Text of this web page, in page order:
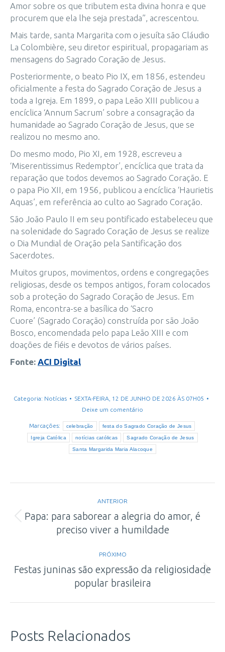
Amor sobre os que tributem esta divina honra e que
procurem que ela lhe seja prestada”, acrescentou.
Mais tarde, santa Margarita com o jesuíta são Cláudio
La Colombière, seu diretor espiritual, propagariam as
mensagens do Sagrado Coração de Jesus.
Posteriormente, o beato Pio IX, em 1856, estendeu
oficialmente a festa do Sagrado Coração de Jesus a
toda a Igreja. Em 1899, o papa Leão XIII publicou a
encíclica ‘Annum Sacrum’ sobre a consagração da
humanidade ao Sagrado Coração de Jesus, que se
realizou no mesmo ano.
Do mesmo modo, Pio XI, em 1928, escreveu a
‘Miserentissimus Redemptor’, encíclica que trata da
reparação que todos devemos ao Sagrado Coração. E
o papa Pio XII, em 1956, publicou a encíclica ‘Haurietis
Aquas’, em referência ao culto ao Sagrado Coração.
São João Paulo II em seu pontificado estabeleceu que
na solenidade do Sagrado Coração de Jesus se realize
o Dia Mundial de Oração pela Santificação dos
Sacerdotes.
Muitos grupos, movimentos, ordens e congregações
religiosas, desde os tempos antigos, foram colocados
sob a proteção do Sagrado Coração de Jesus. Em
Roma, encontra-se a basílica do ‘Sacro
Cuore’ (Sagrado Coração) construída por são João
Bosco, encomendada pelo papa Leão XIII e com
doações de fiéis e devotos de vários países.
Fonte: ACI Digital
Categoria: Notícias
SEXTA-FEIRA, 12 DE JUNHO DE 2026 ÀS 07H05
Deixe um comentário
Marcações: celebração festa do Sagrado Coração de Jesus
Igreja Católica notícias católicas Sagrado Coração de Jesus
Santa Margarida Maria Alacoque
de
ANTERIOR
Post
anterior:
Papa: para saborear a alegria do amor, é
preciso viver a humildade
PRÓXIMO
Próximo
post:
Festas juninas são expressão da religiosidade
popular brasileira
Posts Relacionados